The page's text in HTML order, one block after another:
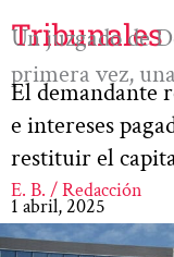
Tribunales
Un juzgado de
primera vez,
El demandante
e intereses
restituir el
E. B. / Redacción
1 abril, 2025